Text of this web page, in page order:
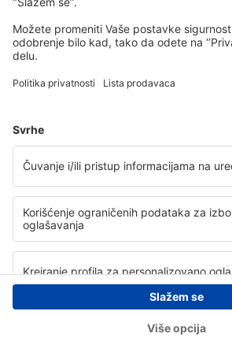
Copyright © eSky.rs. Sva prava zadržana.